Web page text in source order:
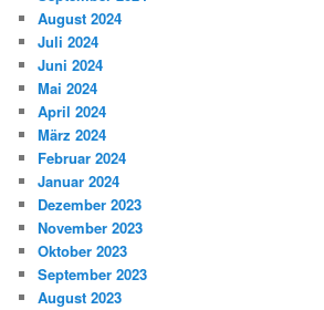
August 2024
Juli 2024
Juni 2024
Mai 2024
April 2024
März 2024
Februar 2024
Januar 2024
Dezember 2023
November 2023
Oktober 2023
September 2023
August 2023